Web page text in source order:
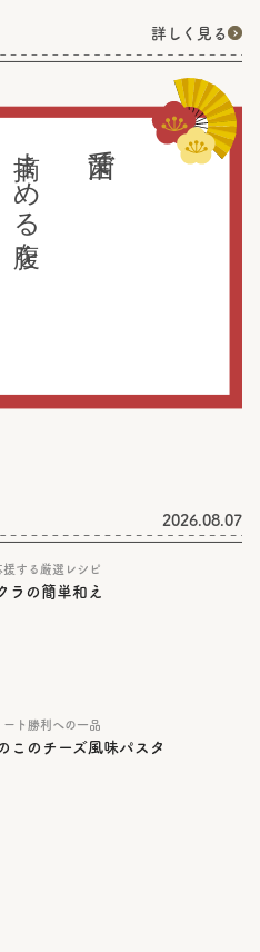
詳しく見る
菌活で
摘まめる腹を
2026.08.07
する厳選レシピ
ラの簡単和え
ト勝利への一品
このチーズ風味パスタ